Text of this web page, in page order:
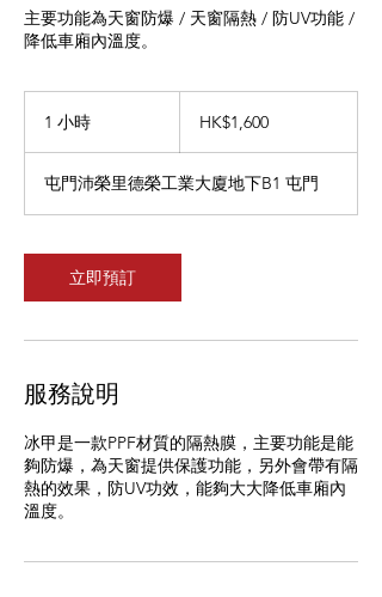
主要功能為天窗防爆 / 天窗隔熱 / 防UV功能 /
降低車廂內溫度。
1 小時 HK$1,600
屯門沛榮里德榮工業大廈地下B1 屯門
立即預訂
服務說明
冰甲是一款PPF材質的隔熱膜，主要功能是能
夠防爆，為天窗提供保護功能，另外會帶有隔
熱的效果，防UV功效，能夠大大降低車廂內